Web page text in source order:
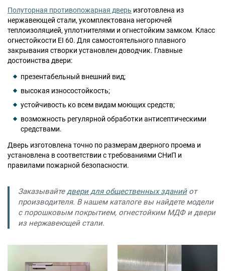
Новости
Контакты
Доставка по России
dpm@stal-grupp.ru
Работаем без выходных:c 9:00 до 21:00
cейчас работаем
+7 (495) 646-04-78
8 (800) 444-24-85
ПРЕМИАЛЬНЫЕ ДВЕРИ, pdf (2,8 МБ)
Полуторная противопожарная дверь изготовлена из
нержавеющей стали, укомплектована негорючей
теплоизоляцией, уплотнителями и огнестойким замком. Класс
огнестойкости EI 60. Для самостоятельного плавного
закрывания створки установлен доводчик. Главные
достоинства двери:
презентабельный внешний вид;
высокая износостойкость;
устойчивость ко всем видам моющих средств;
возможность регулярной обработки антисептическими
средствами.
Дверь изготовлена точно по размерам дверного проема и
установлена в соответствии с требованиями СНиП и
правилами пожарной безопасности.
Заказывайтедвери для общественных зданийот
производителя. В нашем каталоге вы найдете модели
с порошковым покрытием, огнестойким МДФ и двери
из нержавеющей стали.